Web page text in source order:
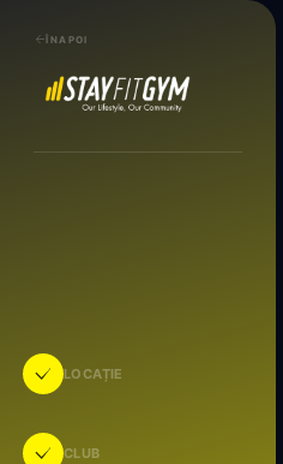
ÎNAPOI
LOCAȚIE
CLUB